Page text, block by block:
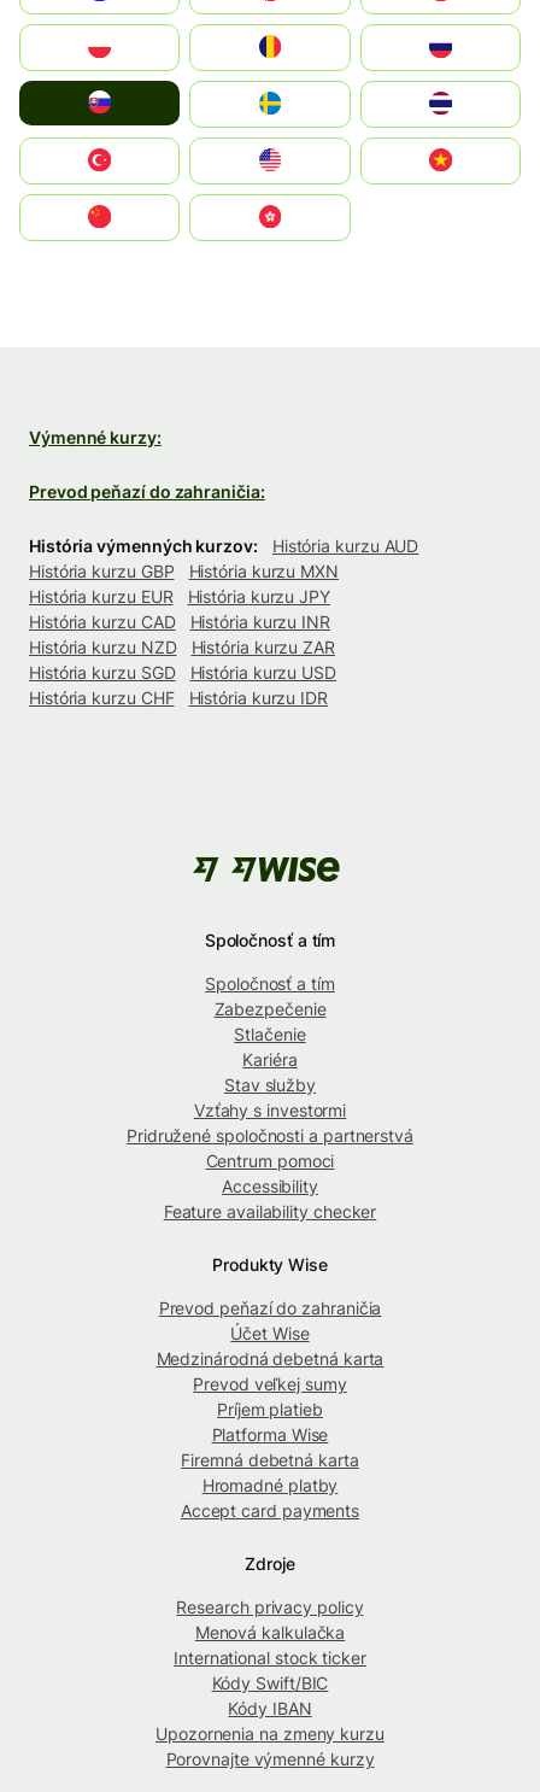
United States
中國香港特別行政區
Výmenné kurzy:
Prevod peňazí do zahraničia:
História výmenných kurzov:
História kurzu AUD
História kurzu GBP
História kurzu MXN
História kurzu EUR
História kurzu JPY
História kurzu CAD
História kurzu INR
História kurzu NZD
História kurzu ZAR
História kurzu SGD
História kurzu USD
História kurzu CHF
História kurzu IDR
Spoločnosť a tím
Spoločnosť a tím
Zabezpečenie
Stlačenie
Kariéra
Stav služby
Vzťahy s investormi
Pridružené spoločnosti a partnerstvá
Centrum pomoci
Accessibility
Feature availability checker
Produkty Wise
Prevod peňazí do zahraničia
Účet Wise
Medzinárodná debetná karta
Prevod veľkej sumy
Príjem platieb
Platforma Wise
Firemná debetná karta
Hromadné platby
Accept card payments
Zdroje
Research privacy policy
Menová kalkulačka
International stock ticker
Kódy Swift/BIC
Kódy IBAN
Upozornenia na zmeny kurzu
Porovnajte výmenné kurzy